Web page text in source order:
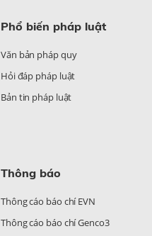
Phổ biến pháp luật
Văn bản pháp quy
Hỏi đáp pháp luật
Bản tin pháp luật
Thông báo
Thông cáo báo chí EVN
Thông cáo báo chí Genco3